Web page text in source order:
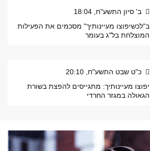
ב' סיון התשע"ח, 18:04
ב"לכשיפוצו מעיינותיך" מסכמים את הפעילות
המוצלחת בל"ג בעומר
כ"ט שבט התשע"ח, 20:10
יפוצו מעיינותיך: מתגייסים להפצת בשורת
הגאולה במגזר החרדי